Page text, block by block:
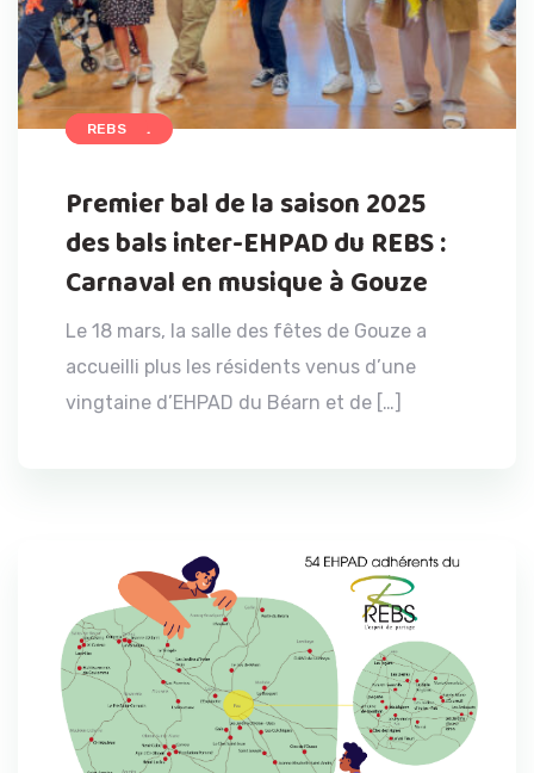
ACCUEIL
REBS
Premier bal de la saison 2025
des bals inter-EHPAD du REBS :
Carnaval en musique à Gouze
Le 18 mars, la salle des fêtes de Gouze a
accueilli plus les résidents venus d’une
vingtaine d’EHPAD du Béarn et de […]